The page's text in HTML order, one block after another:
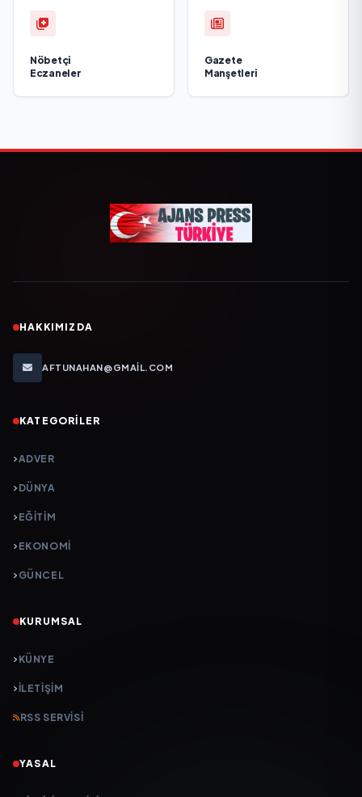
Nöbetçi
Eczaneler
Gazete
Manşetleri
HAKKIMIZDA
AFTUNAHAN@GMAIL.COM
KATEGORILER
ADVER
DÜNYA
EĞİTİM
EKONOMİ
GÜNCEL
KURUMSAL
KÜNYE
İLETIŞIM
RSS SERVISI
YASAL